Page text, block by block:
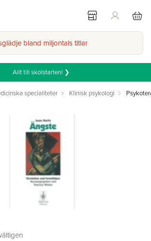
bland miljontals titlar
Allt till skolstarten! ❯
specialiteter Klinisk psykologi